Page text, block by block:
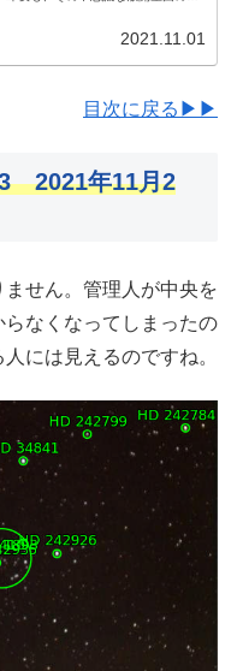
2021.11.01
目次に戻る▶▶
2021年11月2
せん。管理人が中央を
なくなってしまったの
には見えるのですね。